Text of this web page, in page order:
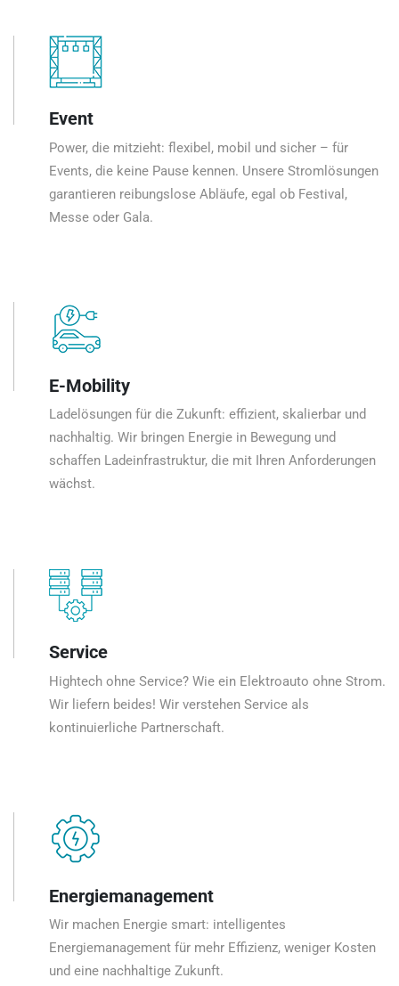
Event
Power, die mitzieht: flexibel, mobil und sicher – für
Events, die keine Pause kennen. Unsere Stromlösungen
garantieren reibungslose Abläufe, egal ob Festival,
Messe oder Gala.
E-Mobility
Ladelösungen für die Zukunft: effizient, skalierbar und
nachhaltig. Wir bringen Energie in Bewegung und
schaffen Ladeinfrastruktur, die mit Ihren Anforderungen
wächst.
Service
Hightech ohne Service? Wie ein Elektroauto ohne Strom.
Wir liefern beides! Wir verstehen Service als
kontinuierliche Partnerschaft.
Energiemanagement
Wir machen Energie smart: intelligentes
Energiemanagement für mehr Effizienz, weniger Kosten
und eine nachhaltige Zukunft.